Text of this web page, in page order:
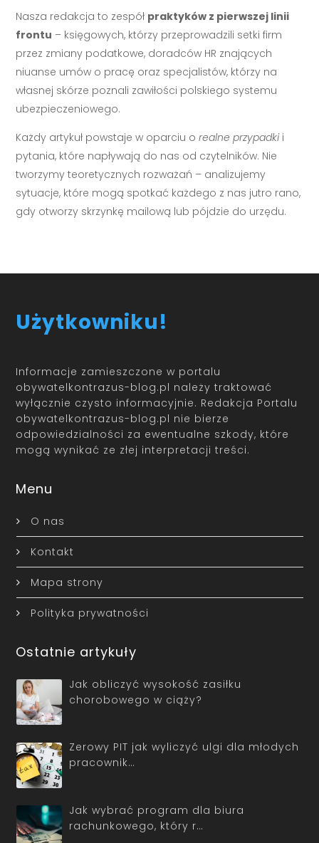
Nasza redakcja to zespół praktyków z pierwszej linii
frontu – księgowych, którzy przeprowadzili setki firm
przez zmiany podatkowe, doradców HR znających
niuanse umów o pracę oraz specjalistów, którzy na
własnej skórze poznali zawiłości polskiego systemu
ubezpieczeniowego.
Każdy artykuł powstaje w oparciu orealne przypadkii
pytania, które napływają do nas od czytelników. Nie
tworzymy teoretycznych rozważań – analizujemy
sytuacje, które mogą spotkać każdego z nas jutro rano,
gdy otworzy skrzynkę mailową lub pójdzie do urzędu.
Użytkowniku!
Informacje zamieszczone w portalu
obywatelkontrazus-blog.pl należy traktować
wyłącznie czysto informacyjnie. Redakcja Portalu
obywatelkontrazus-blog.pl nie bierze
odpowiedzialności za ewentualne szkody, które
mogą wynikać ze złej interpretacji treści.
Menu
O nas
Kontakt
Mapa strony
Polityka prywatności
Ostatnie artykuły
Jak obliczyć wysokość zasiłku
chorobowego w ciąży?
Zerowy PIT jak wyliczyć ulgi dla młodych
pracownik…
Jak wybrać program dla biura
rachunkowego, który r…